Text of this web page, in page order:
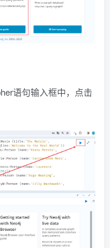
语句输入框中，点击